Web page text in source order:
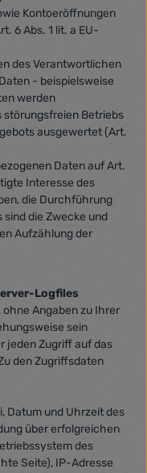
Kontoeröffnungen
6 Abs. 1 lit. a EU-
des Verantwortlichen
- beispielsweise
werden
Betriebs
ausgewertet (Art.
Daten auf Art.
Interesse des
die Durchführung
die Zwecke und
Aufzählung der
Logfiles
Angaben zu Ihrer
sein
jeden Zugriff auf das
den Zugriffsdaten
Datum und Uhrzeit des
über erfolgreichen
des
Seite), IP-Adresse